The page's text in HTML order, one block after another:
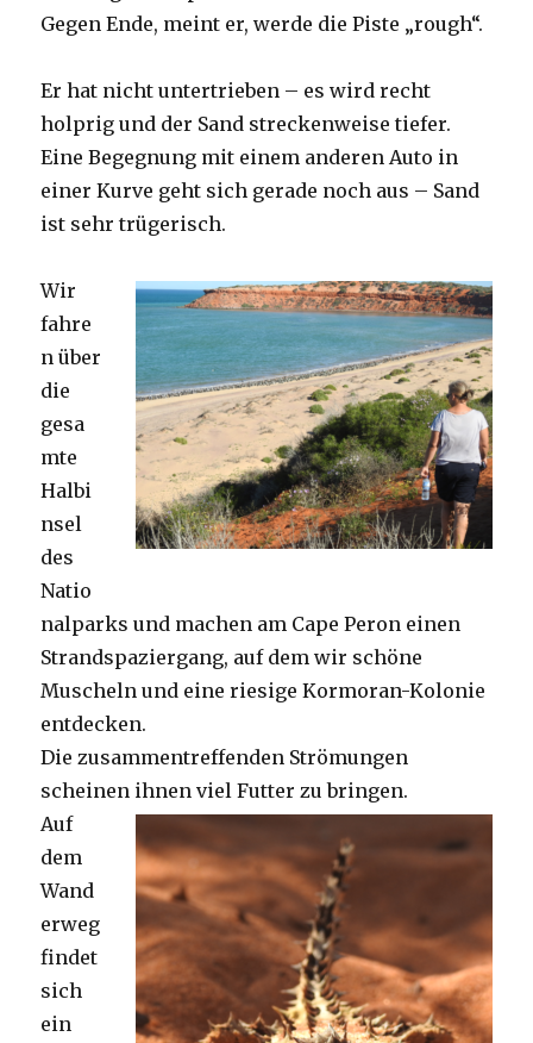
Gegen Ende, meint er, werde die Piste „rough“.
Er hat nicht untertrieben – es wird recht
holprig und der Sand streckenweise tiefer.
Eine Begegnung mit einem anderen Auto in
einer Kurve geht sich gerade noch aus – Sand
ist sehr trügerisch.
Wir
fahre
n über
die
gesa
mte
Halbi
nsel
des
Natio
nalparks und machen am Cape Peron einen
Strandspaziergang, auf dem wir schöne
Muscheln und eine riesige Kormoran-Kolonie
entdecken.
Die zusammentreffenden Strömungen
scheinen ihnen viel Futter zu bringen.
Auf
dem
Wand
erweg
findet
sich
ein